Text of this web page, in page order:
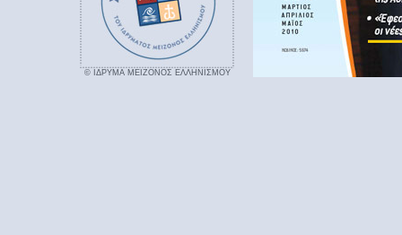
© ΙΔΡΥΜΑ ΜΕΙΖΟΝΟΣ ΕΛΛΗΝΙΣΜΟΥ